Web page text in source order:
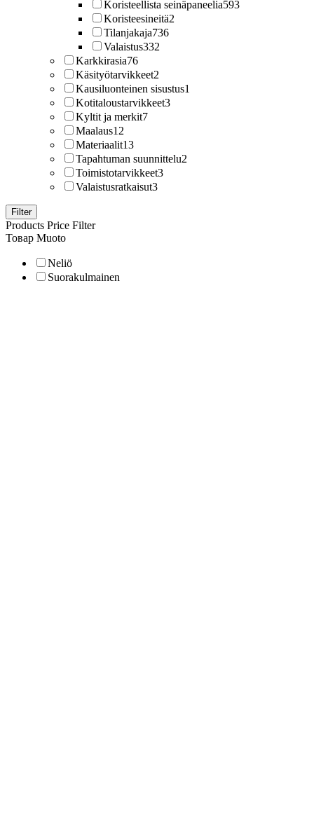
Koristeellista seinäpaneelia593
Koristeesineitä2
Tilanjakaja736
Valaistus332
Karkkirasia76
Käsityötarvikkeet2
Kausiluonteinen sisustus1
Kotitaloustarvikkeet3
Kyltit ja merkit7
Maalaus12
Materiaalit13
Tapahtuman suunnittelu2
Toimistotarvikkeet3
Valaistusratkaisut3
Filter
Products Price Filter
Товар Muoto
Neliö
Suorakulmainen